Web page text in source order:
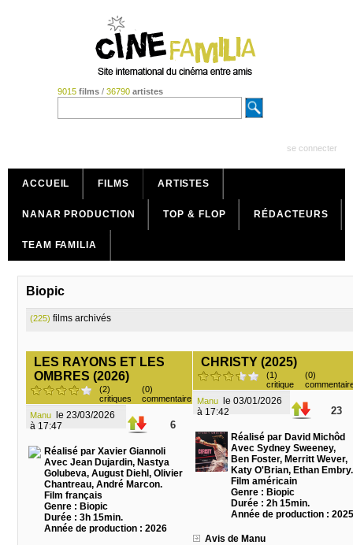
9015 films/ 36790 artistes
se connecter
ACCUEIL FILMS ARTISTES
NANAR PRODUCTION TOP & FLOP RÉDACTEURS
TEAM FAMILIA
Biopic
(225) films archivés
LES RAYONS ET LES
OMBRES (2026)
(2)
critiques
(0)
commentaire
Manu
à 17:47
6
Réalisé par Xavier Giannoli
Avec Jean Dujardin, Nastya
Golubeva, August Diehl, Olivier
Chantreau, André Marcon.
Film français
Genre : Biopic
Durée : 3h 15min.
Année de production : 2026
CHRISTY (2025)
(1)
critique
(0)
Manu
à 17:42
23
Réalisé par David Michôd
Avec Sydney Sweeney,
Ben Foster, Merritt Wever,
Katy O'Brian, Ethan Embry.
Film américain
Genre : Biopic
Durée : 2h 15min.
Année de production : 2025
Avis de Manu